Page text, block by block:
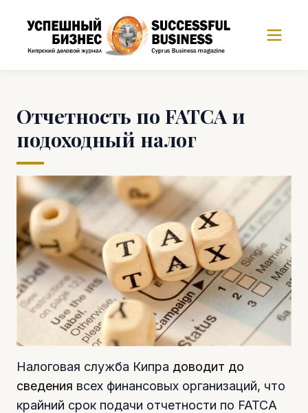
Отчетность по FATCA и
подоходный налог
Налоговая служба Кипра доводит до
сведения всех финансовых организаций, что
крайний срок подачи отчетности по FATCA